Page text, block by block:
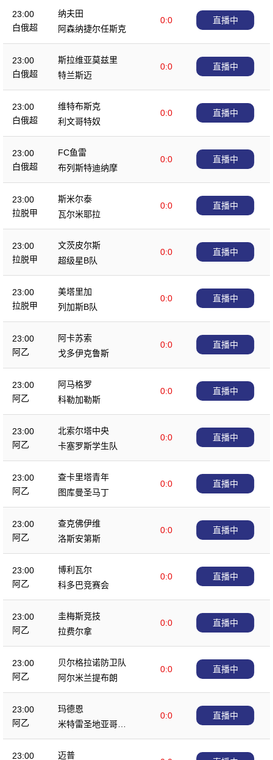
23:00
白俄超
纳夫田
0:0
阿森纳捷尔任斯克
直播中
23:00
白俄超
斯拉维亚莫兹里
0:0
特兰斯迈
直播中
23:00
白俄超
维特布斯克
0:0
利文哥特奴
直播中
23:00
白俄超
FC鱼雷
0:0
布列斯特迪纳摩
直播中
23:00
拉脱甲
斯米尔泰
0:0
瓦尔米耶拉
直播中
23:00
拉脱甲
文茨皮尔斯
0:0
超级星B队
直播中
23:00
拉脱甲
美塔里加
0:0
列加斯B队
直播中
23:00
阿乙
阿卡苏索
0:0
戈多伊克鲁斯
直播中
23:00
阿乙
阿马格罗
0:0
科勒加勒斯
直播中
23:00
阿乙
北索尔塔中央
0:0
卡塞罗斯学生队
直播中
23:00
阿乙
查卡里塔青年
0:0
图库曼圣马丁
直播中
23:00
阿乙
查克佛伊维
0:0
洛斯安第斯
直播中
23:00
阿乙
博利瓦尔
0:0
科多巴竞赛会
直播中
23:00
阿乙
圭梅斯竞技
0:0
拉费尔拿
直播中
23:00
阿乙
贝尔格拉诺防卫队
0:0
阿尔米兰提布朗
直播中
23:00
阿乙
玛德恩
0:0
米特雷圣地亚哥竞
技
直播中
23:00 迈普